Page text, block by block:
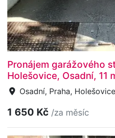
Pronájem garážového
Holešovice, Osadní, 11
Osadní, Praha, Holešovice
1 650 Kč /za měsíc